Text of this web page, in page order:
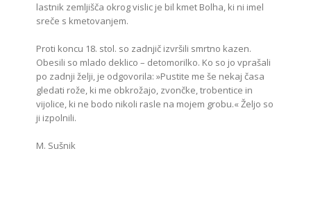
lastnik zemljišča okrog vislic je bil kmet Bolha, ki ni imel
sreče s kmetovanjem.
Proti koncu 18. stol. so zadnjič izvršili smrtno kazen.
Obesili so mlado deklico – detomorilko. Ko so jo vprašali
po zadnji želji, je odgovorila: »Pustite me še nekaj časa
gledati rože, ki me obkrožajo, zvončke, trobentice in
vijolice, ki ne bodo nikoli rasle na mojem grobu.« Željo so
ji izpolnili.
M. Sušnik